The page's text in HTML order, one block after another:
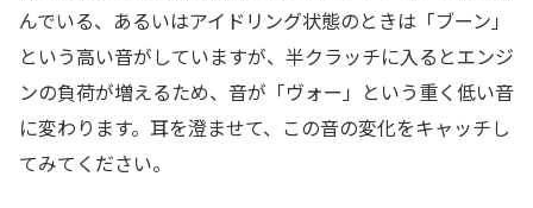
んでいる、あるいはアイドリング状態のときは「ブーン」
という高い音がしていますが、半クラッチに入るとエンジ
ンの負荷が増えるため、音が「ヴォー」という重く低い音
に変わります。耳を澄ませて、この音の変化をキャッチし
てみてください。